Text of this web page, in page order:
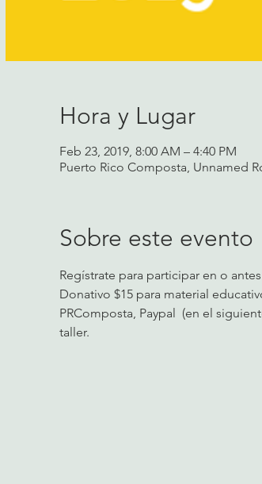
Hora y Lugar
Feb 23, 2019, 8:00 AM – 4:40 PM
Puerto Rico Composta, Unnamed
Sobre este evento
Regístrate para participar en o
​Donativo $15 para material
PRComposta, Paypal  (en el
taller.